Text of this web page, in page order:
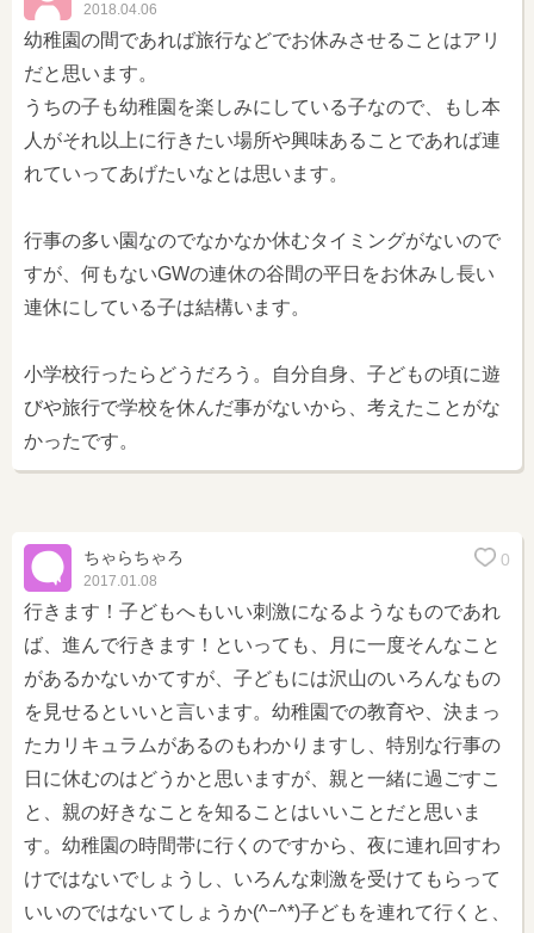
2018.04.06
幼稚園の間であれば旅行などでお休みさせることはアリ
だと思います。
うちの子も幼稚園を楽しみにしている子なので、もし本
人がそれ以上に行きたい場所や興味あることであれば連
れていってあげたいなとは思います。
行事の多い園なのでなかなか休むタイミングがないので
すが、何もないGWの連休の谷間の平日をお休みし長い
連休にしている子は結構います。
小学校行ったらどうだろう。自分自身、子どもの頃に遊
びや旅行で学校を休んだ事がないから、考えたことがな
かったです。
ちゃらちゃろ
2017.01.08
0
行きます！子どもへもいい刺激になるようなものであれ
ば、進んで行きます！といっても、月に一度そんなこと
があるかないかてすが、子どもには沢山のいろんなもの
を見せるといいと言います。幼稚園での教育や、決まっ
たカリキュラムがあるのもわかりますし、特別な行事の
日に休むのはどうかと思いますが、親と一緒に過ごすこ
と、親の好きなことを知ることはいいことだと思いま
す。幼稚園の時間帯に行くのですから、夜に連れ回すわ
けではないでしょうし、いろんな刺激を受けてもらって
いいのではないてしょうか(^ｰ^*)子どもを連れて行くと、